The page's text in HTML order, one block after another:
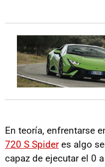
En teoría, enfrentarse
720 S Spideres algo
capaz de ejecutar el 0